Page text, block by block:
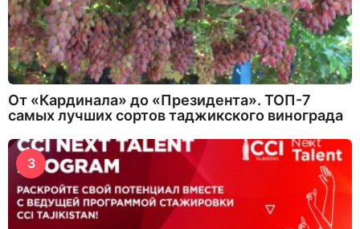
От «Кардинала» до «Президента». ТОП-7
самых лучших сортов таджикского винограда
3